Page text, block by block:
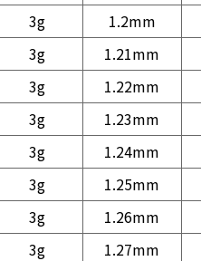
3g 1.2mm
3g 1.21mm
3g 1.22mm
3g 1.23mm
3g 1.24mm
3g 1.25mm
3g 1.26mm
3g 1.27mm